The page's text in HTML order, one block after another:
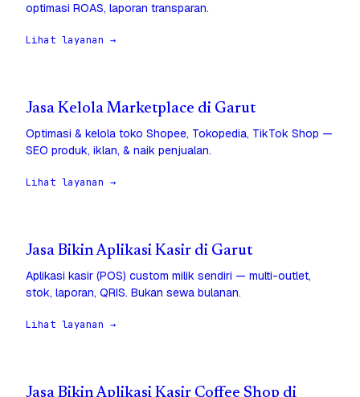
optimasi ROAS, laporan transparan.
Lihat layanan →
Jasa Kelola Marketplace di Garut
Optimasi & kelola toko Shopee, Tokopedia, TikTok Shop —
SEO produk, iklan, & naik penjualan.
Lihat layanan →
Jasa Bikin Aplikasi Kasir di Garut
Aplikasi kasir (POS) custom milik sendiri — multi-outlet,
stok, laporan, QRIS. Bukan sewa bulanan.
Lihat layanan →
Jasa Bikin Aplikasi Kasir Coffee Shop di